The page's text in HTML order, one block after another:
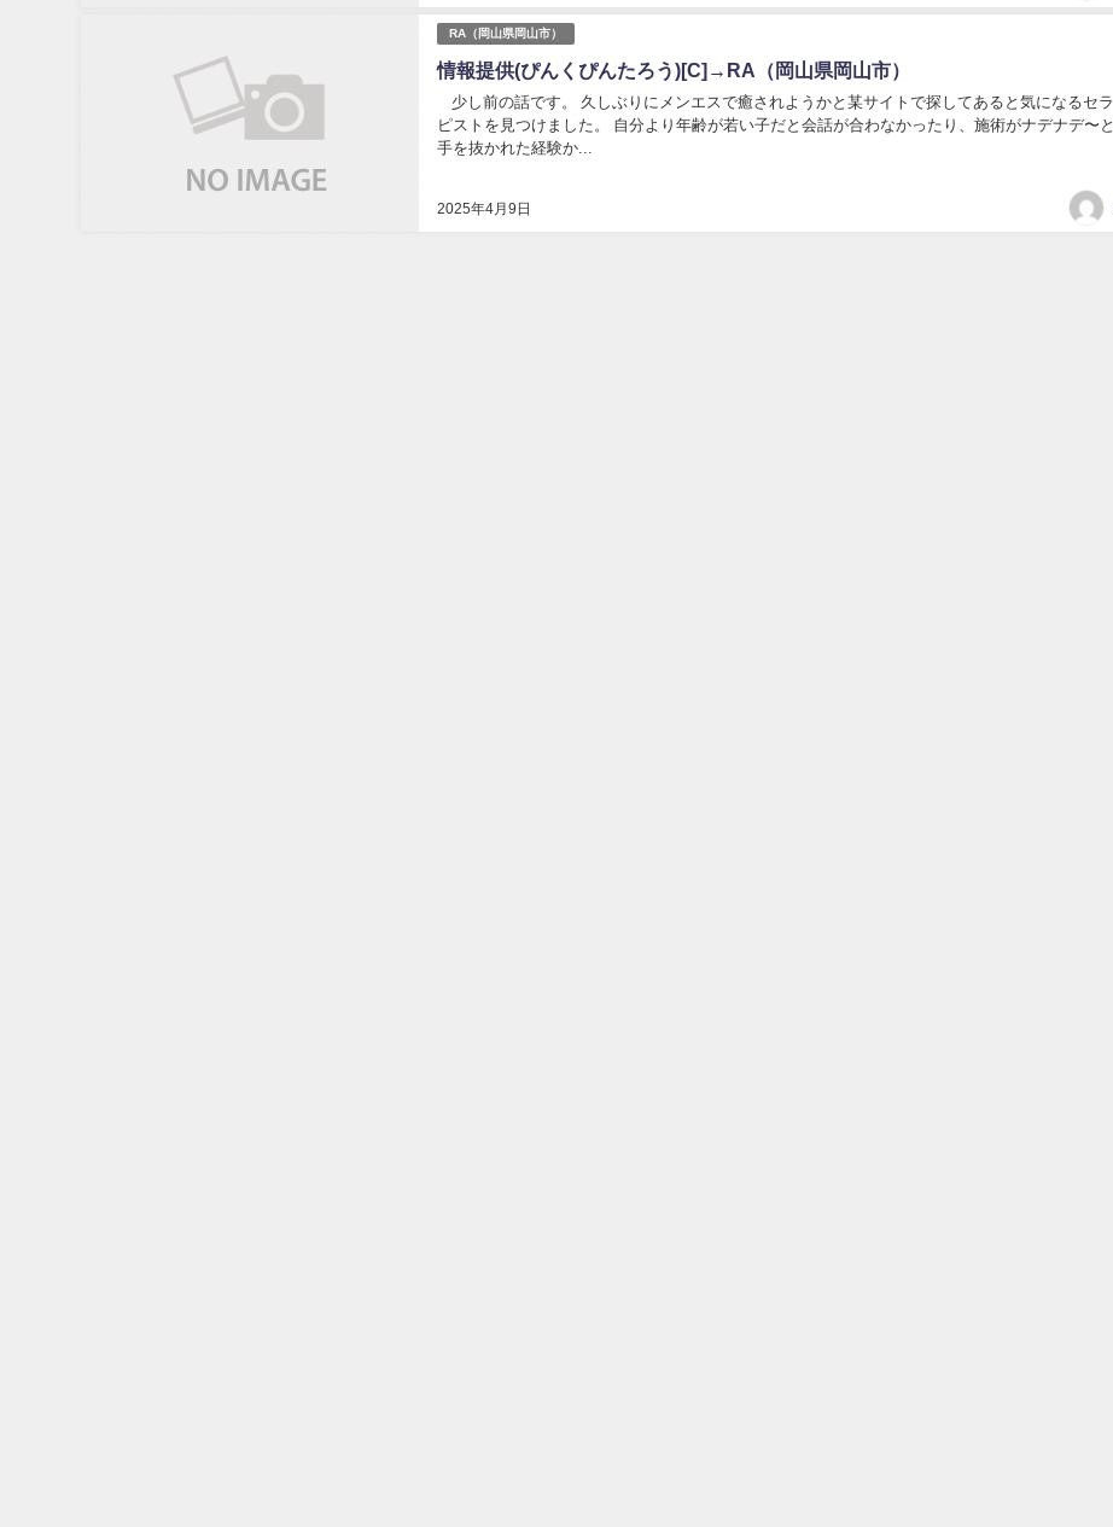
RA（岡山県岡山市）
情報提供(ぴんくぴんたろう)[C]→RA（岡山県岡山市）
2025年4月9日
少し前の話です。 久しぶりにメンエスで癒されようかと某サイトで探してあると気になるセラ
ピストを見つけました。 自分より年齢が若い子だと会話が合わなかったり、施術がナデナデ〜と
手を抜かれた経験か...